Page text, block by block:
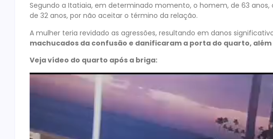
Segundo a Itatiaia, em determinado momento, o homem, de 63
de 32 anos, por não aceitar o término da relação.
A mulher teria revidado as agressões, resultando em danos
machucados da confusão e danificaram a porta do quarto,
Veja vídeo do quarto após a briga: